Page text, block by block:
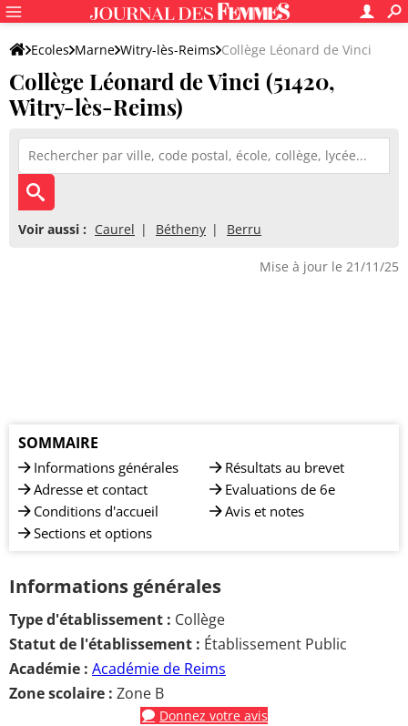
Ecoles Marne Witry-lès-Reims Collège Léonard de Vinci
Collège Léonard de Vinci (51420,
Witry-lès-Reims)
Voir aussi : Caurel Bétheny Berru
Mise à jour le 21/11/25
SOMMAIRE
Informations générales
Adresse et contact
Conditions d'accueil
Sections et options
Résultats au brevet
Evaluations de 6e
Avis et notes
Informations générales
Type d'établissement : Collège
Statut de l'établissement : Établissement Public
Académie : Académie de Reims
Zone scolaire : Zone B
Donnez votre avis